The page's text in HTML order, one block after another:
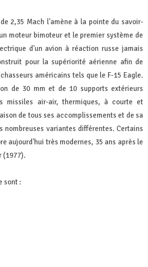
2,35 Mach l'amène à la pointe du savoir-
moteur bimoteur et le premier système de
d'un avion à réaction russe jamais
pour la supériorité aérienne afin de
américains tels que le F-15 Eagle.
de 30 mm et de 10 supports extérieurs
missiles air-air, thermiques, à courte et
de tous ses accomplissements et de sa
nombreuses variantes différentes. Certains
aujourd'hui très modernes, 35 ans après le
(1977).
sont :